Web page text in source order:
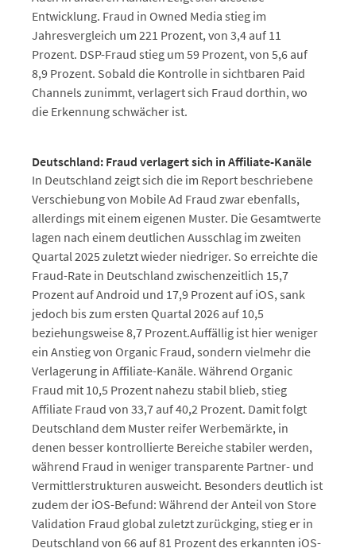
Entwicklung. Fraud in Owned Media stieg im
Jahresvergleich um 221 Prozent, von 3,4 auf 11
Prozent. DSP-Fraud stieg um 59 Prozent, von 5,6 auf
8,9 Prozent. Sobald die Kontrolle in sichtbaren Paid
Channels zunimmt, verlagert sich Fraud dorthin, wo
die Erkennung schwächer ist.
Deutschland: Fraud verlagert sich in Affiliate-Kanäle
In Deutschland zeigt sich die im Report beschriebene
Verschiebung von Mobile Ad Fraud zwar ebenfalls,
allerdings mit einem eigenen Muster. Die Gesamtwerte
lagen nach einem deutlichen Ausschlag im zweiten
Quartal 2025 zuletzt wieder niedriger. So erreichte die
Fraud-Rate in Deutschland zwischenzeitlich 15,7
Prozent auf Android und 17,9 Prozent auf iOS, sank
jedoch bis zum ersten Quartal 2026 auf 10,5
beziehungsweise 8,7 Prozent.Auffällig ist hier weniger
ein Anstieg von Organic Fraud, sondern vielmehr die
Verlagerung in Affiliate-Kanäle. Während Organic
Fraud mit 10,5 Prozent nahezu stabil blieb, stieg
Affiliate Fraud von 33,7 auf 40,2 Prozent. Damit folgt
Deutschland dem Muster reifer Werbemärkte, in
denen besser kontrollierte Bereiche stabiler werden,
während Fraud in weniger transparente Partner- und
Vermittlerstrukturen ausweicht. Besonders deutlich ist
zudem der iOS-Befund: Während der Anteil von Store
Validation Fraud global zuletzt zurückging, stieg er in
Deutschland von 66 auf 81 Prozent des erkannten iOS-